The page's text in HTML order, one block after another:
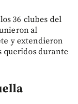
36 clubes del
al
y extendieron
queridos durante